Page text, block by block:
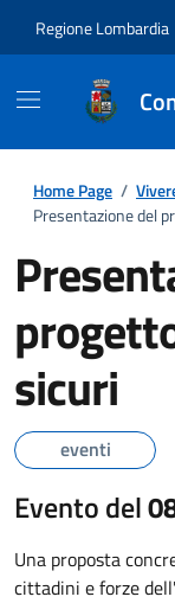
Regione Lombardia
Home Page /
Presentazione del
sicuri
eventi
Evento del
Una proposta
cittadini e forze